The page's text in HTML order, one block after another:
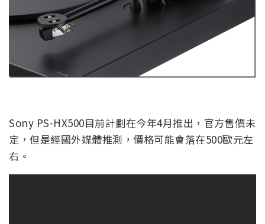
Sony PS-HX500目前計劃在今年4月推出，官方售價未
定，但是經國外媒體推測，價格可能會落在500歐元左
右。